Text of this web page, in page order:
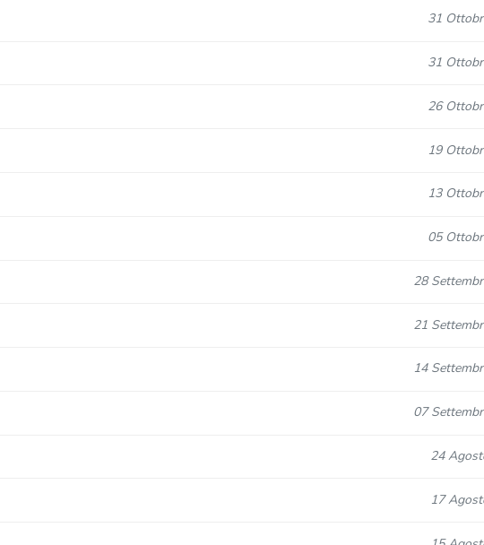
31
31
26
19
13
05
28
21
14
07
24
17